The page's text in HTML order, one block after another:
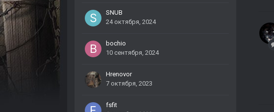
SNUB
24 октября, 2024
bochio
10 сентября, 2024
Hrenovor
7 октября, 2023
fsfit